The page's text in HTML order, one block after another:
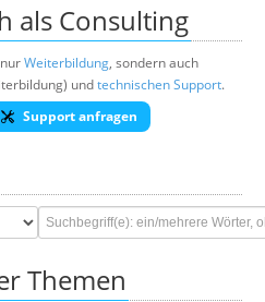
als Consulting
Weiterbildung, sondern auch
undtechnischen Support.
Support anfragen
Themen